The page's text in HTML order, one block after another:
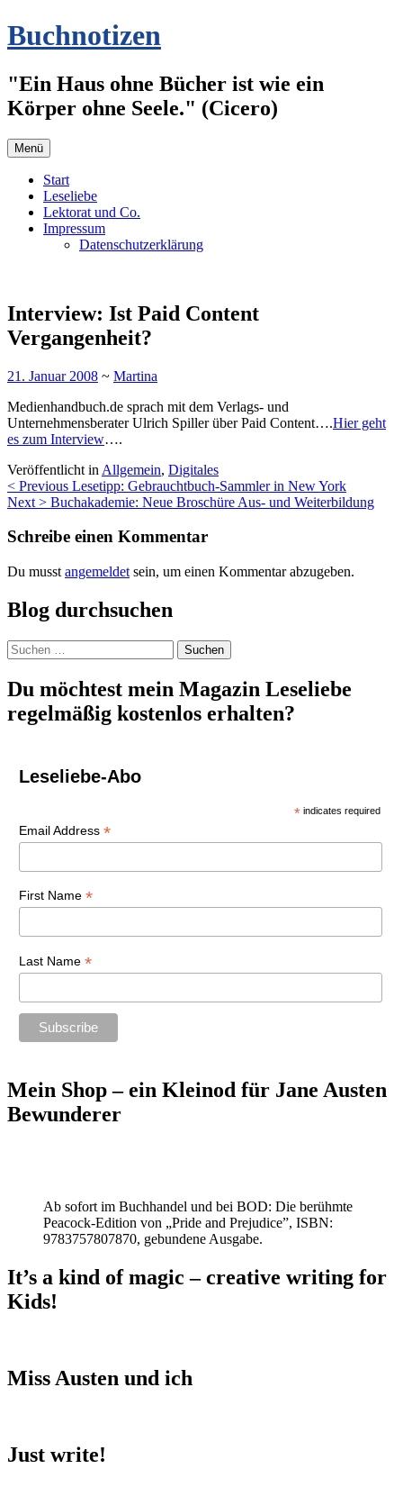
Zum
Inhalt
Buchnotizen
"Ein Haus ohne Bücher ist wie ein
Körper ohne Seele." (Cicero)
Menü
Start
Leseliebe
Lektorat und Co.
Impressum
Datenschutzerklärung
Interview: Ist Paid Content
Vergangenheit?
21. Januar 2008 ~ Martina
Medienhandbuch.de sprach mit dem Verlags- und
Unternehmensberater Ulrich Spiller über Paid Content….Hier geht
es zum Interview….
Veröffentlicht in Allgemein, Digitales
Beitragsnavigation
< Previous Lesetipp: Gebrauchtbuch-Sammler in New York
Next > Buchakademie: Neue Broschüre Aus- und Weiterbildung
Schreibe einen Kommentar
Du musst angemeldet sein, um einen Kommentar abzugeben.
Blog durchsuchen
Suchen
nach:
Du möchtest mein Magazin Leseliebe
regelmäßig kostenlos erhalten?
Leseliebe-Abo
* indicates required
Email Address *
First Name *
Last Name *
Mein Shop – ein Kleinod für Jane Austen
Bewunderer
Ab sofort im Buchhandel und bei BOD: Die berühmte
Peacock-Edition von „Pride and Prejudice”, ISBN:
9783757807870, gebundene Ausgabe.
It’s a kind of magic – creative writing for
Kids!
Miss Austen und ich
Just write!